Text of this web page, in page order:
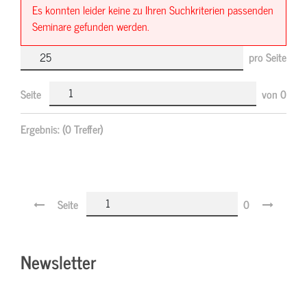
Es konnten leider keine zu Ihren Suchkriterien passenden
Seminare gefunden werden.
pro Seite
Seite von0
Ergebnis:(0 Treffer)
Seite 0
Newsletter